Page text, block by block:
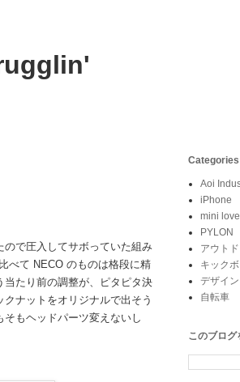
で圧入してサボっていた組み
べて NECO のものは格段に精
たり前の調整が、ピタピタ決
ナットをオリジナルで出そう
もヘッドパーツ変えないし
Categories
Aoi
iPhone
mini love
PYLON
アウト
キック
デザイン
自転車
このブログ